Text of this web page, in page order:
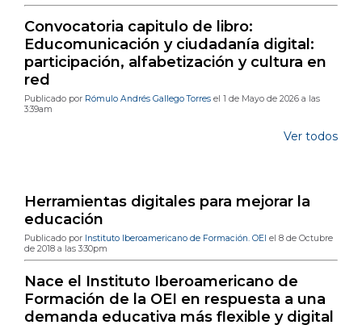
Convocatoria capitulo de libro:
Educomunicación y ciudadanía digital:
participación, alfabetización y cultura en
red
Publicado por Rómulo Andrés Gallego Torres el 1 de Mayo de 2026 a las
3:39am
Ver todos
Herramientas digitales para mejorar la
educación
Publicado por Instituto Iberoamericano de Formación. OEI el 8 de Octubre
de 2018 a las 3:30pm
Nace el Instituto Iberoamericano de
Formación de la OEI en respuesta a una
demanda educativa más flexible y digital